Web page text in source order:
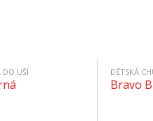
DO UŠÍ DĚTSKÁ
Bravo